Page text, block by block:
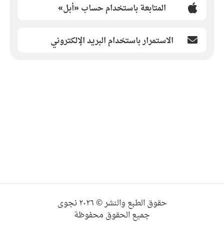
المتابعة باستخدام حساب «أبل»
الاستمرار باستخدام البريد الإلكتروني
حقوق الطبع والنشر © ٢٠٢٦ نجوى
جميع الحقوق محفوظة